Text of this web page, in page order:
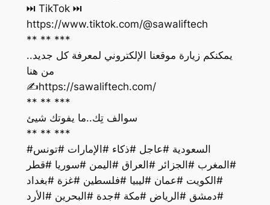
https://www.tiktok.com/@sawaliftech
** ** ***
يمكنكم زيارة موقعنا الإلكتروني لمعرفة كل جديد..
من هنا
‏✍️https://sawaliftech.com/
** ** ***
سوالف تِك..ما يفوتك شيئ
** ** ***
#السعودية #عاجل #ذكاء #الإمارات #تونس
#المغرب #الجزائر #العراق #اليمن #سوريا #قطر
#الكويت #عمان #ليبيا #فلسطين #غزة #بغداد
#دمشق #الرياض #مكة #جدة #البحرين #الأرد